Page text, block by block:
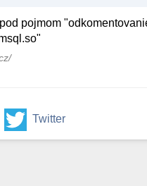
pojmom
Twitter